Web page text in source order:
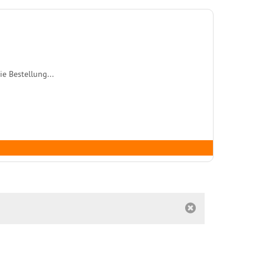
Bestellung...